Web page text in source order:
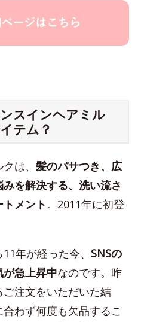
スインヘアミル
テム？
は、 髪のパサつき、広
を解決する、洗い流さ
メント。2011年に初登
年が経った今、 SNSの
急上昇中なのです。昨
注文をいただいた結
わず何度も欠品するこ